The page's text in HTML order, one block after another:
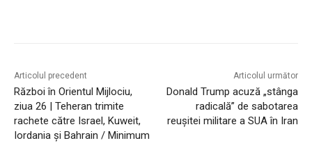
Articolul precedent
Război în Orientul Mijlociu,
ziua 26 | Teheran trimite
rachete către Israel, Kuweit,
Iordania și Bahrain / Minimum
Articolul următor
Donald Trump acuză „stânga
radicală” de sabotarea
reușitei militare a SUA în Iran